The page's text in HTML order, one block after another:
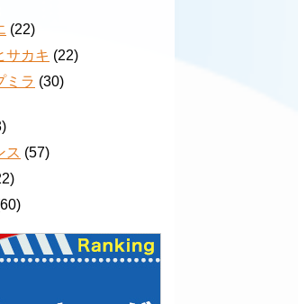
(22)
サカキ (22)
ミラ (30)
ス (57)